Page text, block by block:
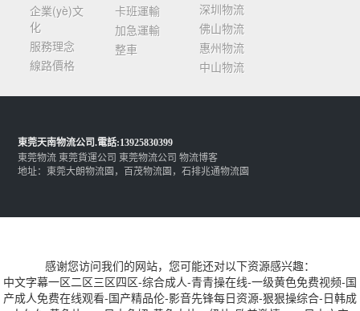
企業(yè)文
化
服務理念
線路價格
卡班運輸
加急運輸
整車
深圳物流
佛山物流
惠州物流
中山物流
東莞天南物流公司.電話:13925830399
東莞物流 東莞貨運公司 東莞物流公司 物流博客
地址：東莞大朗物流園，百茂物流園，石排兆通物流園
感谢您访问我们的网站，您可能还对以下资源感兴趣：
中文字幕一区二区三区四区-综合成人-青青操在线-一级黄色免费视频-国
产成人免费在线观看-国产精品伦-影音先锋每日资源-狠狠操综合-日韩成